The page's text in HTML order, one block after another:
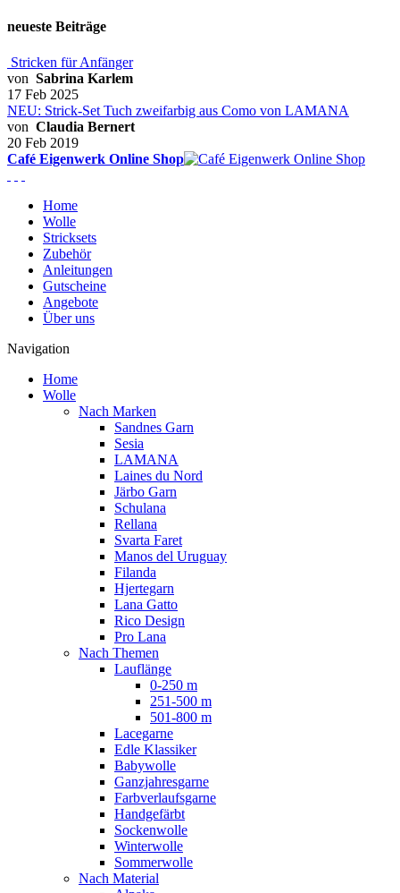
neueste Beiträge
Stricken für Anfänger
von Sabrina Karlem
17 Feb 2025
NEU: Strick-Set Tuch zweifarbig aus Como von LAMANA
von Claudia Bernert
20 Feb 2019
Café Eigenwerk Online Shop
Home
Wolle
Stricksets
Zubehör
Anleitungen
Gutscheine
Angebote
Über uns
Navigation
Home
Wolle
Nach Marken
Sandnes Garn
Sesia
LAMANA
Laines du Nord
Järbo Garn
Schulana
Rellana
Svarta Faret
Manos del Uruguay
Filanda
Hjertegarn
Lana Gatto
Rico Design
Pro Lana
Nach Themen
Lauflänge
0-250 m
251-500 m
501-800 m
Lacegarne
Edle Klassiker
Babywolle
Ganzjahresgarne
Farbverlaufsgarne
Handgefärbt
Sockenwolle
Winterwolle
Sommerwolle
Nach Material